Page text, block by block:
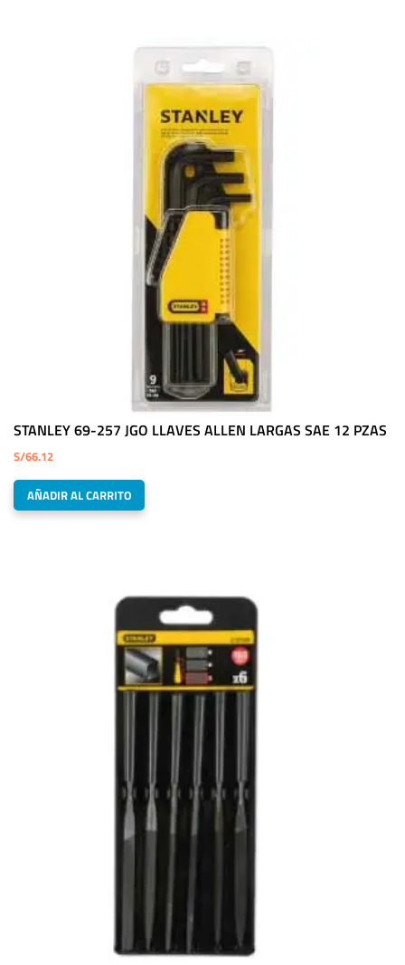
STANLEY 69-257 JGO LLAVES ALLEN LARGAS SAE 12 PZAS
S/66.12
AÑADIR AL CARRITO